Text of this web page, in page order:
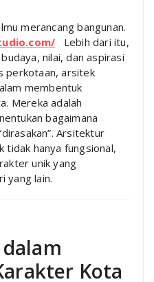
merancang bangunan.
Lebih dari itu,
nilai, dan aspirasi
perkotaan, arsitek
membentuk
Mereka adalah
bagaimana
Arsitektur
tidak hanya fungsional,
unik yang
yang lain.
Kota